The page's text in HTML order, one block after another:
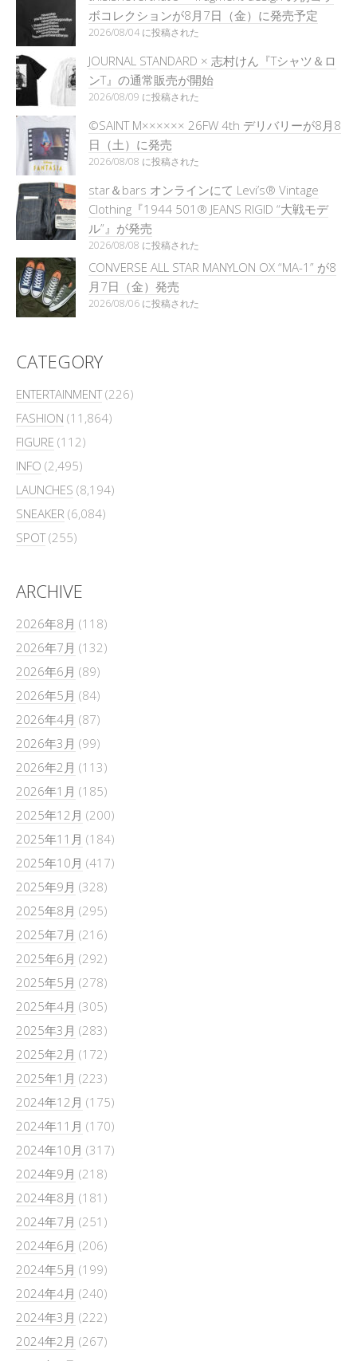
ボコレクションが8月7日（金）に発売予定
2026/08/04 に投稿された
JOURNAL STANDARD × 志村けん『Tシャツ＆ロ
ンT』の通常販売が開始
2026/08/09 に投稿された
©SAINT M×××××× 26FW 4th デリバリーが8月8
日（土）に発売
2026/08/08 に投稿された
star＆bars オンラインにて Levi’s® Vintage
Clothing『1944 501® JEANS RIGID “大戦モデ
ル”』が発売
2026/08/08 に投稿された
CONVERSE ALL STAR MANYLON OX “MA-1” が8
月7日（金）発売
2026/08/06 に投稿された
CATEGORY
ENTERTAINMENT(226)
FASHION (11,864)
FIGURE (112)
INFO (2,495)
LAUNCHES (8,194)
SNEAKER (6,084)
SPOT(255)
ARCHIVE
2026年8月 (118)
2026年7月 (132)
2026年6月 (89)
2026年5月 (84)
2026年4月 (87)
2026年3月 (99)
2026年2月 (113)
2026年1月 (185)
2025年12月 (200)
2025年11月 (184)
2025年10月 (417)
2025年9月 (328)
2025年8月 (295)
2025年7月 (216)
2025年6月 (292)
2025年5月 (278)
2025年4月 (305)
2025年3月 (283)
2025年2月 (172)
2025年1月 (223)
2024年12月 (175)
2024年11月 (170)
2024年10月 (317)
2024年9月 (218)
2024年8月 (181)
2024年7月 (251)
2024年6月 (206)
2024年5月 (199)
2024年4月 (240)
2024年3月 (222)
2024年2月 (267)